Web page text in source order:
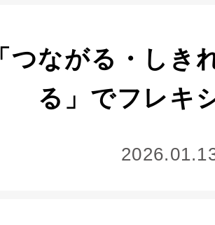
「つながる・しき
る」でフレキ